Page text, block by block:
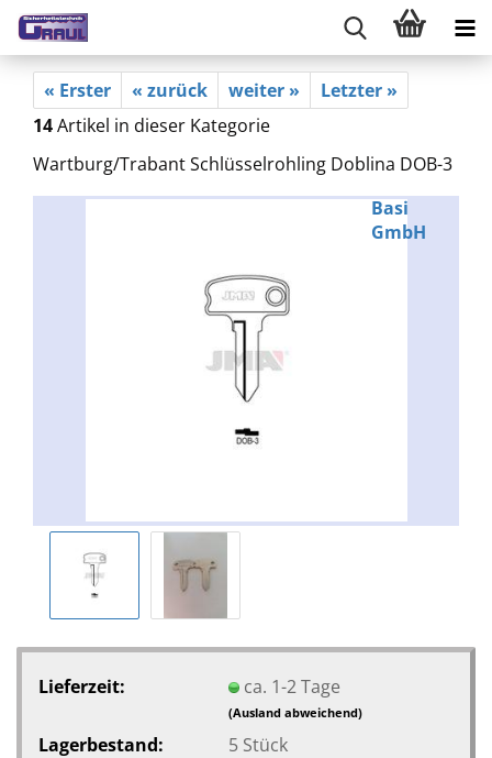
« Erster « zurück weiter »
Letzter »
14Artikel in dieser Kategorie
Wartburg/Trabant Schlüsselrohling Doblina DOB-3
Basi
GmbH
Lieferzeit: ca. 1-2 Tage
(Ausland abweichend)
Lagerbestand: 5 Stück